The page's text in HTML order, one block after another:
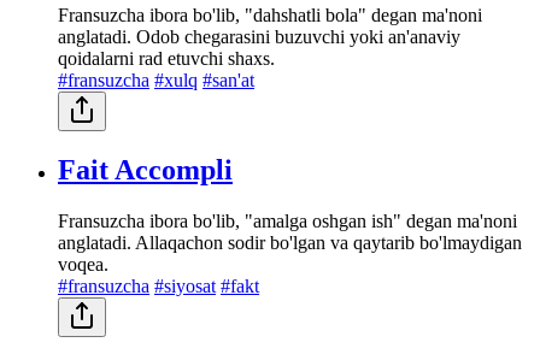
Fransuzcha ibora bo'lib, "dahshatli bola" degan ma'noni
anglatadi. Odob chegarasini buzuvchi yoki an'anaviy
qoidalarni rad etuvchi shaxs.
#fransuzcha #xulq #san'at
Fait Accompli
Fransuzcha ibora bo'lib, "amalga oshgan ish" degan ma'noni
anglatadi. Allaqachon sodir bo'lgan va qaytarib bo'lmaydigan
voqea.
#fransuzcha #siyosat #fakt